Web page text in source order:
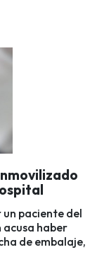
paciente del
acusa haber
de embalaje,